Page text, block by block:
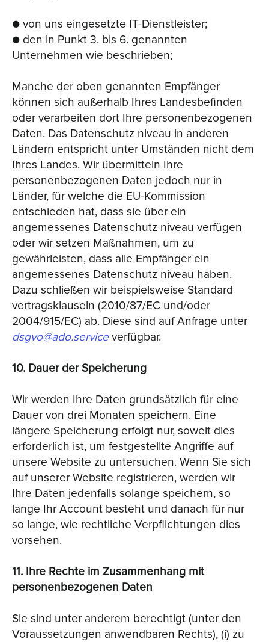
● von uns eingesetzte IT-Dienstleister;
● den in Punkt 3. bis 6. genannten
Unternehmen wie beschrieben;
Manche der oben genannten Empfänger
können sich außerhalb Ihres Landesbefinden
oder verarbeiten dort Ihre personenbezogenen
Daten. Das Datenschutz niveau in anderen
Ländern entspricht unter Umständen nicht dem
Ihres Landes. Wir übermitteln Ihre
personenbezogenen Daten jedoch nur in
Länder, für welche die EU-Kommission
entschieden hat, dass sie über ein
angemessenes Datenschutz niveau verfügen
oder wir setzen Maßnahmen, um zu
gewährleisten, dass alle Empfänger ein
angemessenes Datenschutz niveau haben.
Dazu schließen wir beispielsweise Standard
vertragsklauseln (2010/87/EC und/oder
2004/915/EC) ab. Diese sind auf Anfrage unter
dsgvo@ado.service verfügbar.
10. Dauer der Speicherung
Wir werden Ihre Daten grundsätzlich für eine
Dauer von drei Monaten speichern. Eine
längere Speicherung erfolgt nur, soweit dies
erforderlich ist, um festgestellte Angriffe auf
unsere Website zu untersuchen. Wenn Sie sich
auf unserer Website registrieren, werden wir
Ihre Daten jedenfalls solange speichern, so
lange Ihr Account besteht und danach für nur
so lange, wie rechtliche Verpflichtungen dies
vorsehen.
11. Ihre Rechte im Zusammenhang mit
personenbezogenen Daten
Sie sind unter anderem berechtigt (unter den
Voraussetzungen anwendbaren Rechts), (i) zu